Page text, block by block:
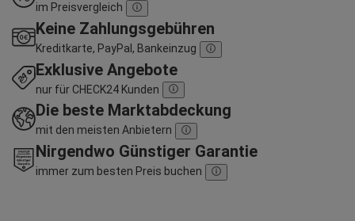
im Preisvergleich
Keine Zahlungsgebühren
Kreditkarte, PayPal, Bankeinzug
Exklusive Angebote
nur für CHECK24 Kunden
Die beste Marktabdeckung
mit den meisten Anbietern
Nirgendwo Günstiger Garantie
immer zum besten Preis buchen